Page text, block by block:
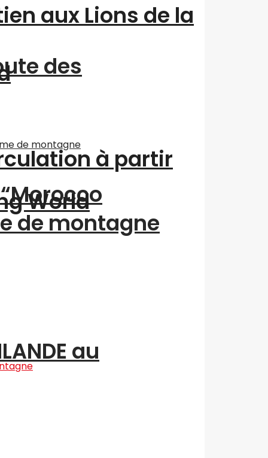
des
de montagne
au
World
aux Lions de la
à partir